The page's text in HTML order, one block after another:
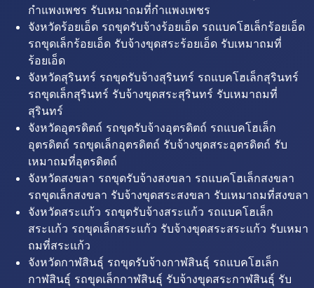
กำแพงเพชร รับเหมาถมที่กำแพงเพชร
จังหวัดร้อยเอ็ด รถขุดรับจ้างร้อยเอ็ด รถแบคโฮเล็กร้อยเอ็ด
รถขุดเล็กร้อยเอ็ด รับจ้างขุดสระร้อยเอ็ด รับเหมาถมที่
ร้อยเอ็ด
จังหวัดสุรินทร์ รถขุดรับจ้างสุรินทร์ รถแบคโฮเล็กสุรินทร์
รถขุดเล็กสุรินทร์ รับจ้างขุดสระสุรินทร์ รับเหมาถมที่
สุรินทร์
จังหวัดอุตรดิตถ์ รถขุดรับจ้างอุตรดิตถ์ รถแบคโฮเล็ก
อุตรดิตถ์ รถขุดเล็กอุตรดิตถ์ รับจ้างขุดสระอุตรดิตถ์ รับ
เหมาถมที่อุตรดิตถ์
จังหวัดสงขลา รถขุดรับจ้างสงขลา รถแบคโฮเล็กสงขลา
รถขุดเล็กสงขลา รับจ้างขุดสระสงขลา รับเหมาถมที่สงขลา
จังหวัดสระแก้ว รถขุดรับจ้างสระแก้ว รถแบคโฮเล็ก
สระแก้ว รถขุดเล็กสระแก้ว รับจ้างขุดสระสระแก้ว รับเหมา
ถมที่สระแก้ว
จังหวัดกาฬสินธุ์ รถขุดรับจ้างกาฬสินธุ์ รถแบคโฮเล็ก
กาฬสินธุ์ รถขุดเล็กกาฬสินธุ์ รับจ้างขุดสระกาฬสินธุ์ รับ